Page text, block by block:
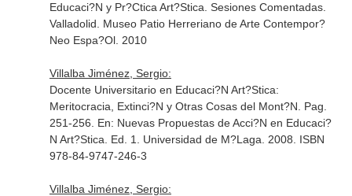
Educaci?N y Pr?Ctica Art?Stica. Sesiones Comentadas.
Valladolid. Museo Patio Herreriano de Arte Contempor?
Neo Espa?Ol. 2010
Villalba Jiménez, Sergio:
Docente Universitario en Educaci?N Art?Stica:
Meritocracia, Extinci?N y Otras Cosas del Mont?N. Pag.
251-256. En: Nuevas Propuestas de Acci?N en Educaci?
N Art?Stica . Ed. 1. Universidad de M?Laga. 2008. ISBN
978-84-9747-246-3
Villalba Jiménez, Sergio: